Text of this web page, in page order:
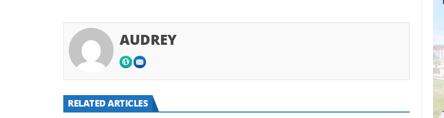
AUDREY
RELATED ARTICLES